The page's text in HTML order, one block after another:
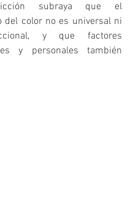
subraya que el
del color no es universal ni
y que factores
y personales también